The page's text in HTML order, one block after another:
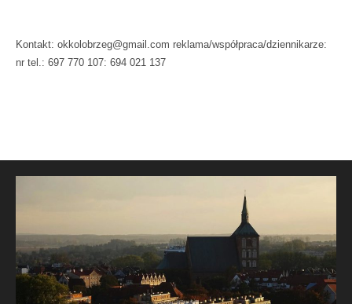
Kontakt: okkolobrzeg@gmail.com reklama/współpraca/dziennikarze:
nr tel.: 697 770 107: 694 021 137